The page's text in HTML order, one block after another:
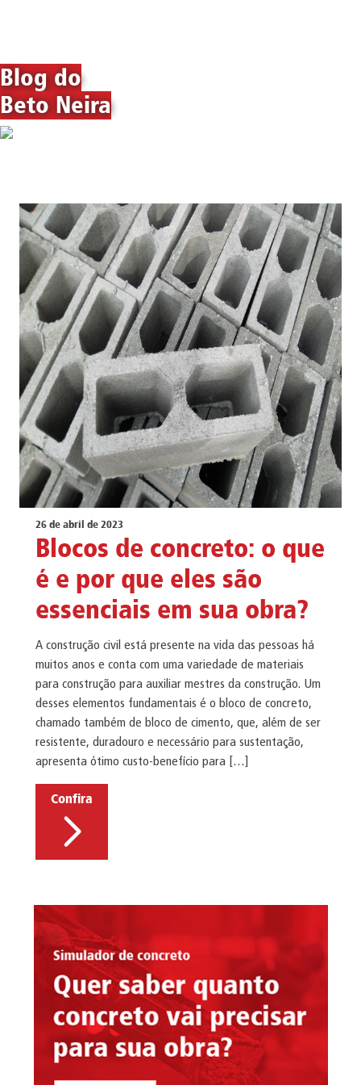
Blog do
Beto Neira
26 de abril de 2023
Blocos de concreto: o que
é e por que eles são
essenciais em sua obra?
A construção civil está presente na vida das pessoas há
muitos anos e conta com uma variedade de materiais
para construção para auxiliar mestres da construção. Um
desses elementos fundamentais é o bloco de concreto,
chamado também de bloco de cimento, que, além de ser
resistente, duradouro e necessário para sustentação,
apresenta ótimo custo-benefício para […]
Confira